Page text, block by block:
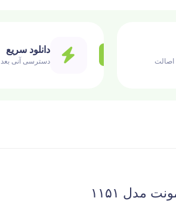
اصالت
دانلود سریع
دسترسی آنی بعد
مدل ۱۱۵۱